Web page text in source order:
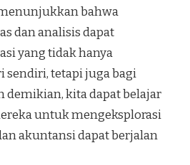
bahwa
dan analisis dapat
yang tidak hanya
sendiri, tetapi juga bagi
demikian, kita dapat belajar
untuk mengeksplorasi
akuntansi dapat berjalan